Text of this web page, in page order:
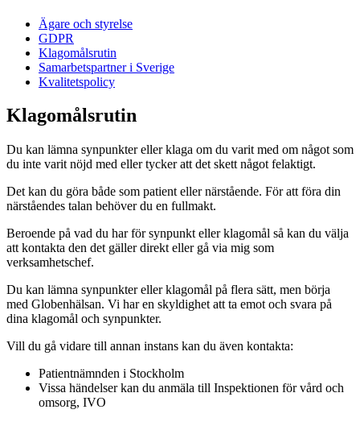
Ägare och styrelse
GDPR
Klagomålsrutin
Samarbetspartner i Sverige
Kvalitetspolicy
Klagomålsrutin
Du kan lämna synpunkter eller klaga om du varit med om något som
du inte varit nöjd med eller tycker att det skett något felaktigt.
Det kan du göra både som patient eller närstående. För att föra din
närståendes talan behöver du en fullmakt.
Beroende på vad du har för synpunkt eller klagomål så kan du välja
att kontakta den det gäller direkt eller gå via mig som
verksamhetschef.
Du kan lämna synpunkter eller klagomål på flera sätt, men börja
med Globenhälsan. Vi har en skyldighet att ta emot och svara på
dina klagomål och synpunkter.
Vill du gå vidare till annan instans kan du även kontakta:
Patientnämnden i Stockholm
Vissa händelser kan du anmäla till Inspektionen för vård och
omsorg, IVO